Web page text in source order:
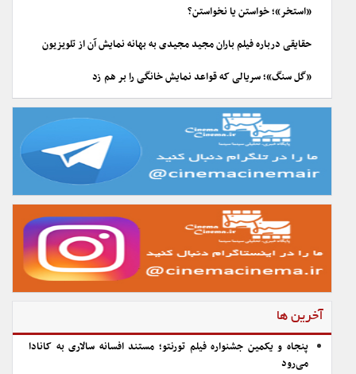
«استخر»؛ خواستن یا نخواستن؟
حقایقی درباره فیلم باران مجید مجیدی به بهانه نمایش آن از تلویزیون
«گل سنگ»؛ سریالی که قواعد نمایش خانگی را بر هم زد
آخرین ها
پنجاه و یکمین جشنواره فیلم تورنتو؛ مستند افسانه سالاری به کانادا
می‌رود